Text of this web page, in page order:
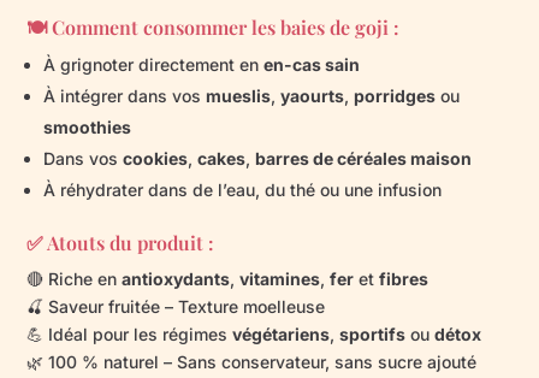
🍽️ Comment consommer les baies de goji :
À grignoter directement enen-cas sain
À intégrer dans vosmueslis,yaourts,porridges ou
smoothies
Dans voscookies,cakes,barres de céréales maison
À réhydrater dans de l’eau, du thé ou une infusion
✅ Atouts du produit :
🔴 Riche enantioxydants,vitamines,fer etfibres
🍒 Saveur fruitée – Texture moelleuse
💪 Idéal pour les régimesvégétariens,sportifs oudétox
🌿 100 % naturel – Sans conservateur, sans sucre ajouté